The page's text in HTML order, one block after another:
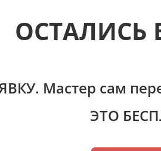
ОСТАЛИСЬ
. Мастер сам
ЭТО